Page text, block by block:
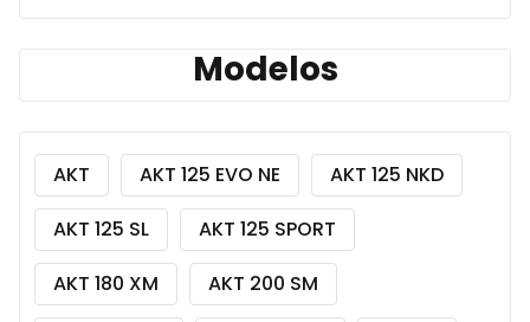
Modelos
AKT AKT 125 EVO NE
AKT 125 NKD
AKT 125 SL
AKT 125 SPORT
AKT 180 XM
AKT 200 SM